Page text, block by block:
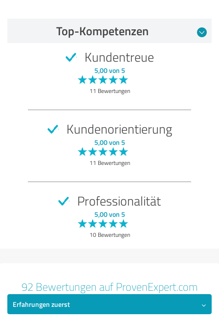
Empfehlung
Top-Kompetenzen
Kundentreue
5,00 von 5
11 Bewertungen
Kundenorientierung
5,00 von 5
11 Bewertungen
Professionalität
5,00 von 5
10 Bewertungen
92 Bewertungen auf ProvenExpert.com
Erfahrungen zuerst